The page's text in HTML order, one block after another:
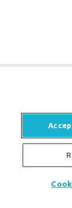
apologética,
Jesucristo.